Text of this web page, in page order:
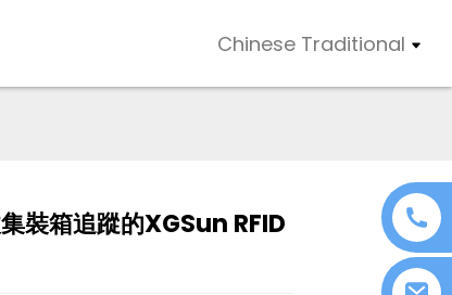
Chinese Traditional
裝箱追蹤的XGSun RFID